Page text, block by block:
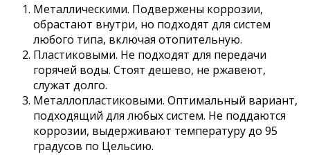
Металлическими. Подвержены коррозии,
обрастают внутри, но подходят для систем
любого типа, включая отопительную.
Пластиковыми. Не подходят для передачи
горячей воды. Стоят дешево, не ржавеют,
служат долго.
Металлопластиковыми. Оптимальный вариант,
подходящий для любых систем. Не поддаются
коррозии, выдерживают температуру до 95
градусов по Цельсию.